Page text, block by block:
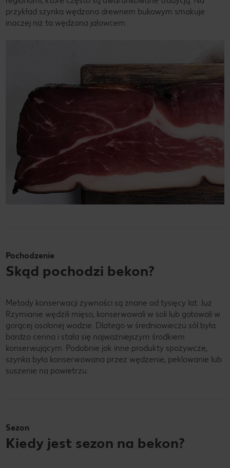
przykład szynka wędzona drewnem bukowym smakuje
inaczej niż ta wędzona jałowcem.
Pochodzenie
Skąd pochodzi bekon?
Metody konserwacji żywności są znane od tysięcy lat. Już
Rzymianie wędzili mięso, konserwowali w soli lub gotowali w
gorącej osolonej wodzie. Dlatego w średniowieczu sól była
bardzo cenna i stała się najważniejszym środkiem
konserwującym. Podobnie jak inne produkty spożywcze,
szynka była konserwowana przez wędzenie, peklowanie lub
suszenie na powietrzu.
Sezon
Kiedy jest sezon na bekon?